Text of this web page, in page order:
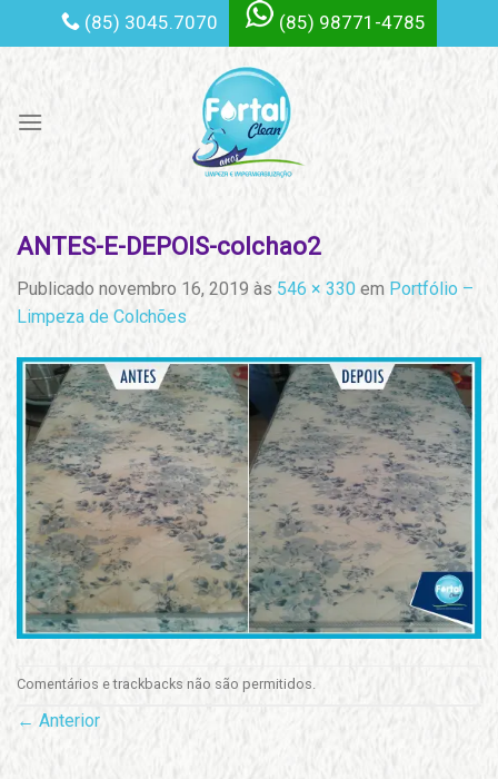
(85) 3045.7070 (85) 98771-4785
ANTES-E-DEPOIS-colchao2
Publicado novembro 16, 2019 às 546 × 330 em Portfólio –
Limpeza de Colchões
Comentários e trackbacks não são permitidos.
← Anterior